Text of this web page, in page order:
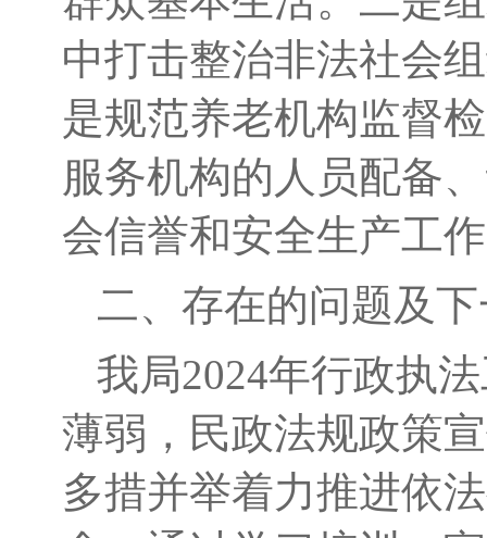
中打击整治非法社会
是规范养老机构监督
服务机构的人员配备
会信誉和安全生产工
二、存在的问题及
我局2024年行政执
薄弱，民政法规政策
多措并举着力推进依